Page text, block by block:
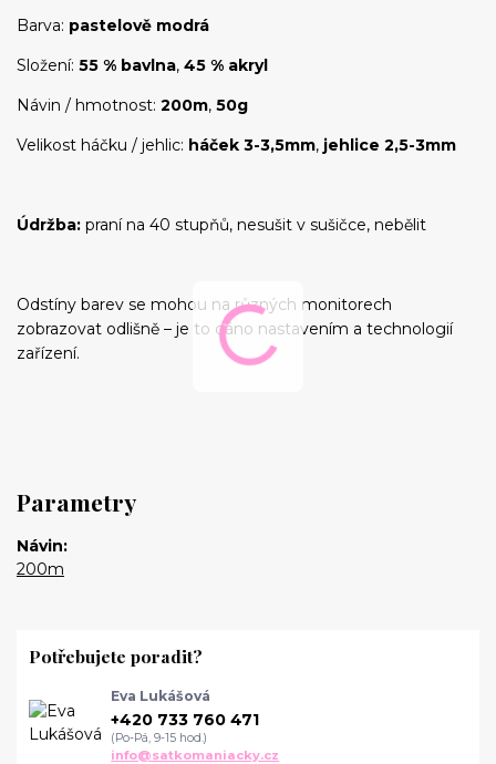
Barva: pastelově modrá
Složení: 55 % bavlna, 45 % akryl
Návin / hmotnost: 200m, 50g
Velikost háčku / jehlic: háček 3-3,5mm, jehlice 2,5-3mm
Údržba: praní na 40 stupňů, nesušit v sušičce, nebělit
Odstíny barev se mohou na různých monitorech
zobrazovat odlišně – je to dáno nastavením a technologií
zařízení.
Parametry
Návin
200m
Potřebujete poradit?
Eva Lukášová
+420 733 760 471
(Po-Pá, 9-15 hod.)
info@satkomaniacky.cz